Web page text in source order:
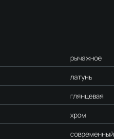
рычажное
латунь
глянцевая
хром
современный